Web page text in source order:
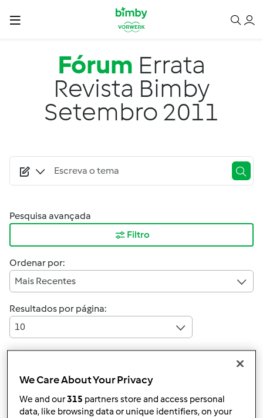
Passar para o conteúdo principal
Fórum Errata
Revista Bimby
Setembro 2011
Pesquisa avançada
Filtro
Ordenar por:
Mais Recentes
Resultados por página:
10
Responder mensagem
Anónimo (não verificado)
We Care About Your Privacy
We and our315 partners store and access personal
data, like browsing data or unique identifiers, on your